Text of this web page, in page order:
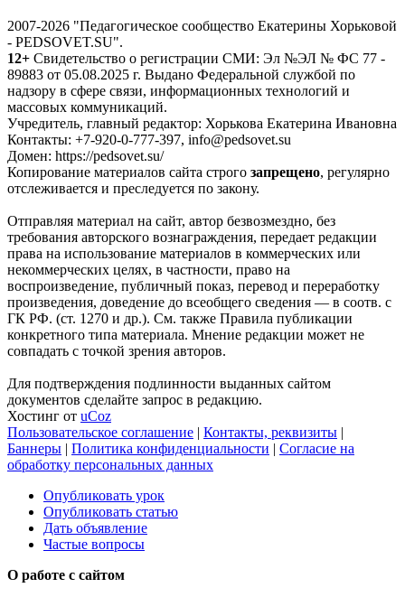
2007-2026 "Педагогическое сообщество Екатерины Хорьковой
- PEDSOVET.SU".
12+ Свидетельство о регистрации СМИ: Эл №ЭЛ № ФС 77 -
89883 от 05.08.2025 г. Выдано Федеральной службой по
надзору в сфере связи, информационных технологий и
массовых коммуникаций.
Учредитель, главный редактор: Хорькова Екатерина Ивановна
Контакты: +7-920-0-777-397, info@pedsovet.su
Домен: https://pedsovet.su/
Копирование материалов сайта строго запрещено, регулярно
отслеживается и преследуется по закону.
Отправляя материал на сайт, автор безвозмездно, без
требования авторского вознаграждения, передает редакции
права на использование материалов в коммерческих или
некоммерческих целях, в частности, право на
воспроизведение, публичный показ, перевод и переработку
произведения, доведение до всеобщего сведения — в соотв. с
ГК РФ. (ст. 1270 и др.). См. также Правила публикации
конкретного типа материала. Мнение редакции может не
совпадать с точкой зрения авторов.
Для подтверждения подлинности выданных сайтом
документов сделайте запрос в редакцию.
Хостинг от uCoz
Пользовательское соглашение | Контакты, реквизиты |
Баннеры | Политика конфиденциальности | Согласие на
обработку персональных данных
Опубликовать урок
Опубликовать статью
Дать объявление
Частые вопросы
О работе с сайтом